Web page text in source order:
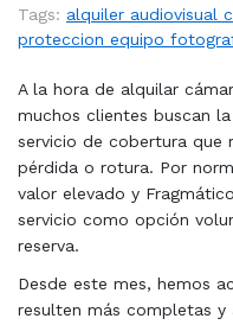
Tags: alquiler audiovisual
proteccion equipo
A la hora de alquilar
muchos clientes buscan
servicio de cobertura que
pérdida o rotura. Por
valor elevado y
servicio como opción
reserva.
Desde este mes, hemos
resulten más completas